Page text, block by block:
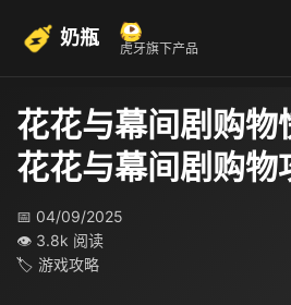
奶瓶 虎牙旗下产品
花花与幕间剧购物
花花与幕间剧购物
📅 04/09/2025
👁 3.8k 阅读
🏷 游戏攻略